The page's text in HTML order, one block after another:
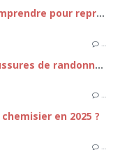
La femme et les hormones : Mieux comprendre pour reprendre le contrôle
Les critères pour bien choisir ses chaussures de randonnée pour femmes
…
en 2025 ?
…